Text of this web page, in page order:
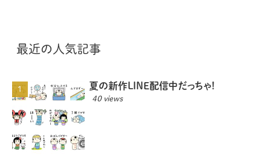
最近の人気記事
夏の新作LINE配信中だっちゃ!
40 views